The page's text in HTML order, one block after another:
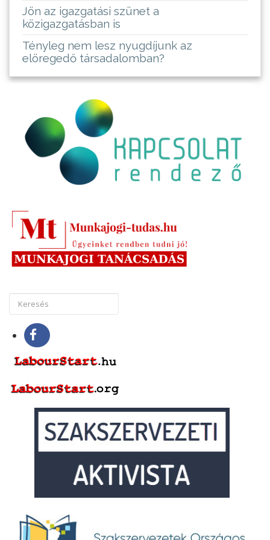
Jön az igazgatási szünet a
közigazgatásban is
Tényleg nem lesz nyugdíjunk az
elöregedő társadalomban?